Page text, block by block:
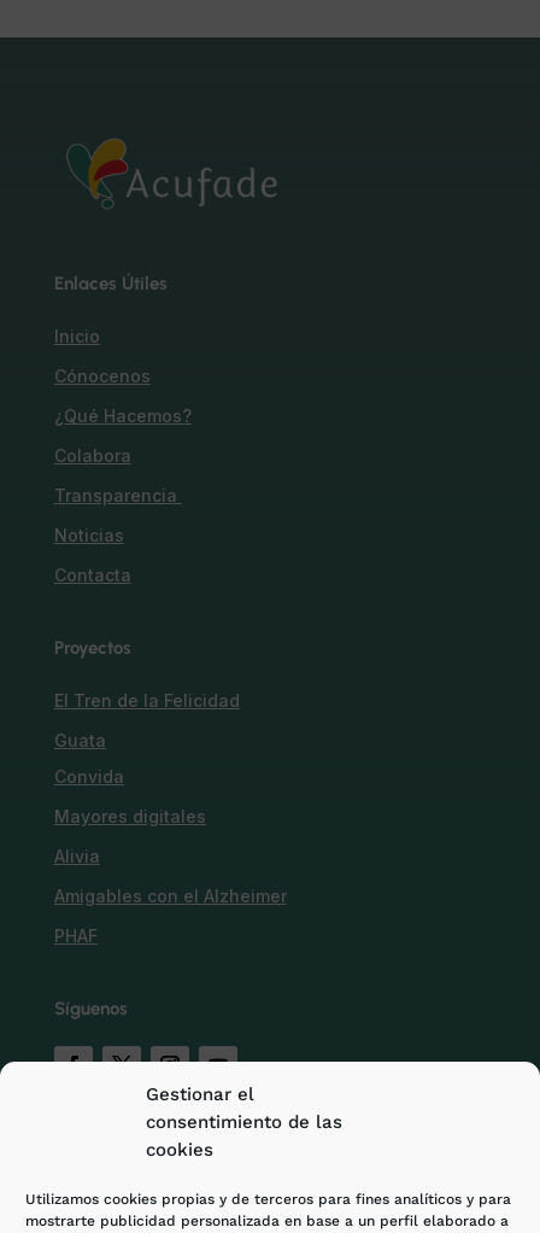
Gestionar el
consentimiento de las
cookies
Utilizamos cookies propias y de terceros para fines analíticos y para
mostrarte publicidad personalizada en base a un perfil elaborado a
Enlaces Útiles
Inicio
Cónocenos
¿Qué Hacemos?
Colabora
Transparencia
Noticias
Contacta
Proyectos
El Tren de la Felicidad
Guata
Convida
Mayores digitales
Alivia
Amigables con el Alzheimer
PHAF
Síguenos